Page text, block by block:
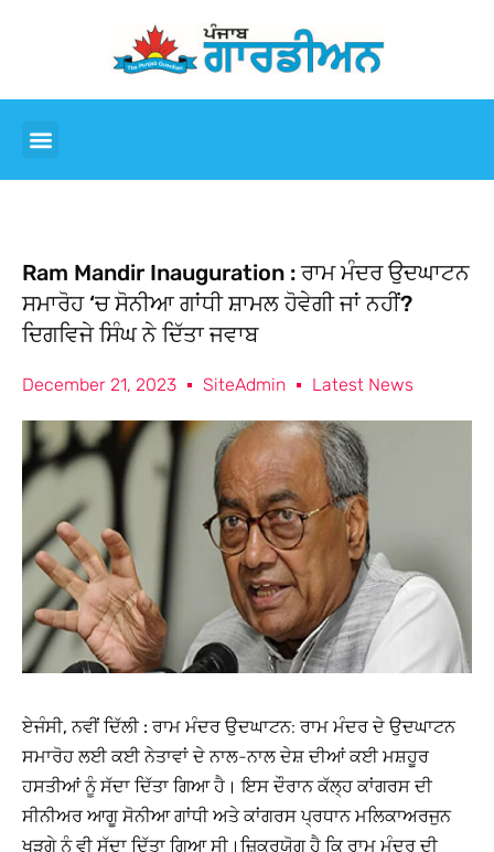
Ram Mandir Inauguration : ਰਾਮ ਮੰਦਰ ਉਦਘਾਟਨ
ਸਮਾਰੋਹ ‘ਚ ਸੋਨੀਆ ਗਾਂਧੀ ਸ਼ਾਮਲ ਹੋਵੇਗੀ ਜਾਂ ਨਹੀਂ?
ਦਿਗਵਿਜੇ ਸਿੰਘ ਨੇ ਦਿੱਤਾ ਜਵਾਬ
December 21, 2023 SiteAdmin Latest News
ਏਜੰਸੀ, ਨਵੀਂ ਦਿੱਲੀ : ਰਾਮ ਮੰਦਰ ਉਦਘਾਟਨ: ਰਾਮ ਮੰਦਰ ਦੇ ਉਦਘਾਟਨ
ਸਮਾਰੋਹ ਲਈ ਕਈ ਨੇਤਾਵਾਂ ਦੇ ਨਾਲ-ਨਾਲ ਦੇਸ਼ ਦੀਆਂ ਕਈ ਮਸ਼ਹੂਰ
ਹਸਤੀਆਂ ਨੂੰ ਸੱਦਾ ਦਿੱਤਾ ਗਿਆ ਹੈ। ਇਸ ਦੌਰਾਨ ਕੱਲ੍ਹ ਕਾਂਗਰਸ ਦੀ
ਸੀਨੀਅਰ ਆਗੂ ਸੋਨੀਆ ਗਾਂਧੀ ਅਤੇ ਕਾਂਗਰਸ ਪ੍ਰਧਾਨ ਮਲਿਕਾਅਰਜੁਨ
ਖੜਗੇ ਨੂੰ ਵੀ ਸੱਦਾ ਦਿੱਤਾ ਗਿਆ ਸੀ।ਜ਼ਿਕਰਯੋਗ ਹੈ ਕਿ ਰਾਮ ਮੰਦਰ ਦੀ